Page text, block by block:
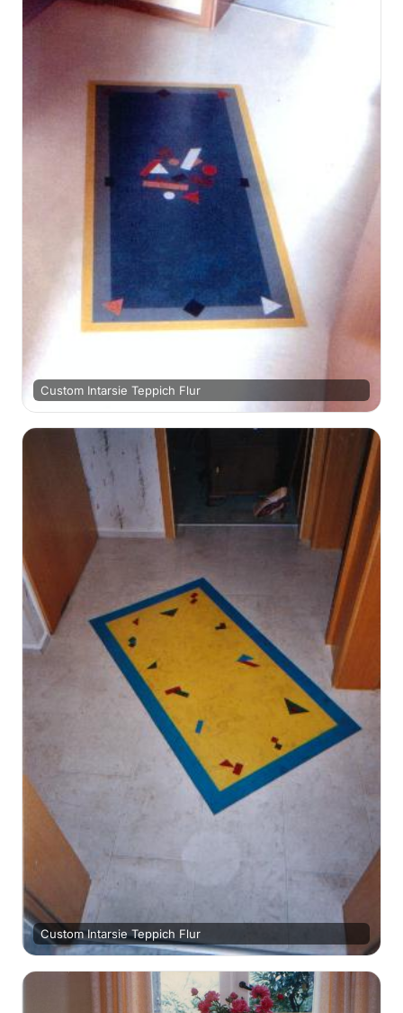
Custom Intarsie Teppich Flur
Custom Intarsie Teppich Flur